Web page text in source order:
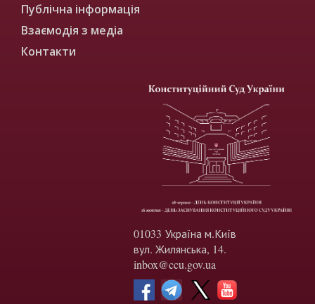
Публічна інформація
Взаємодія з медіа
Контакти
01033 Україна м.Київ
вул. Жилянська, 14.
inbox@ccu.gov.ua